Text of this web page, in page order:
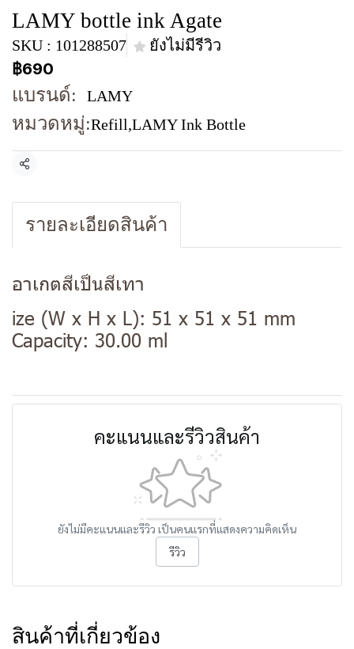
LAMY bottle ink Agate
SKU : 101288507 ยังไม่มีรีวิว
฿690
แบรนด์: LAMY
หมวดหมู่:Refill,LAMY Ink Bottle
แชร์
รายละเอียดสินค้า
อาเกตสีเป็นสีเทา
ize (W x H x L): 51 x 51 x 51 mm
Capacity: 30.00 ml
คะแนนและรีวิวสินค้า
ยังไม่มีคะแนนและรีวิว เป็นคนแรกที่แสดงความคิดเห็น
รีวิว
สินค้าที่เกี่ยวข้อง